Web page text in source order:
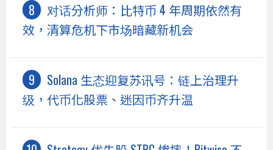
对话分析师：比特币 4 年周期依然有
效，清算危机下市场暗藏新机会
Solana 生态迎复苏讯号：链上治理升
级，代币化股票、迷因币齐升温